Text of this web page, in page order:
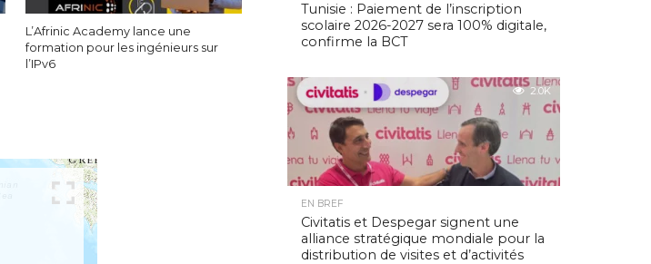
L’Afrinic Academy lance une
formation pour les ingénieurs sur
l’IPv6
Tunisie : Paiement de l’inscription
scolaire 2026-2027 sera 100% digitale,
confirme la BCT
2.0K
EN BREF
Civitatis et Despegar signent une
alliance stratégique mondiale pour la
distribution de visites et d’activités